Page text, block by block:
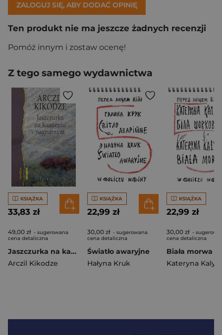
ZALOGUJ SIĘ, ABY DODAĆ OPINIĘ
Ten produkt nie ma jeszcze żadnych recenzji
Pomóż innym i zostaw ocenę!
Z tego samego wydawnictwa
KSIĄŻKA
33,83 zł
49,00 zł - sugerowana
cena detaliczna
Jaszczurka na kamieniu nagrobnym
Arczil Kikodze
KSIĄŻKA
22,99 zł
30,00 zł - sugerowana
cena detaliczna
Światło awaryjne
Hałyna Kruk
KSIĄŻKA
22,99 zł
30,00 zł -
cena detaliczna
Biała morwa
Kateryna